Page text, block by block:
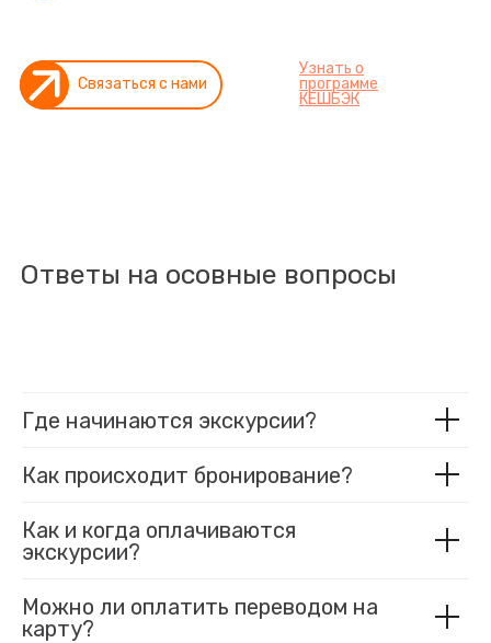
Узнать о
программе
КEШБЭК
Связаться с нами
Ответы на осовные вопросы
Где начинаются экскурсии?
Как происходит бронирование?
Как и когда оплачиваются
экскурсии?
Можно ли оплатить переводом на
карту?